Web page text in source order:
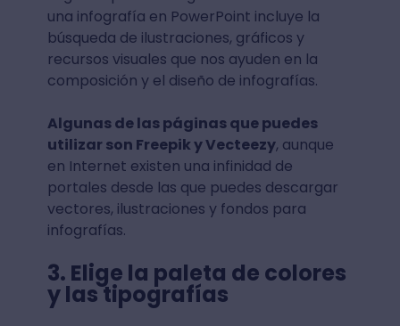
una infografía en PowerPoint incluye la
búsqueda de ilustraciones, gráficos y
recursos visuales que nos ayuden en la
composición y el diseño de infografías.
Algunas de las páginas que puedes
utilizar son Freepik y Vecteezy, aunque
en Internet existen una infinidad de
portales desde las que puedes descargar
vectores, ilustraciones y fondos para
infografías.
3. Elige la paleta de colores
y las tipografías